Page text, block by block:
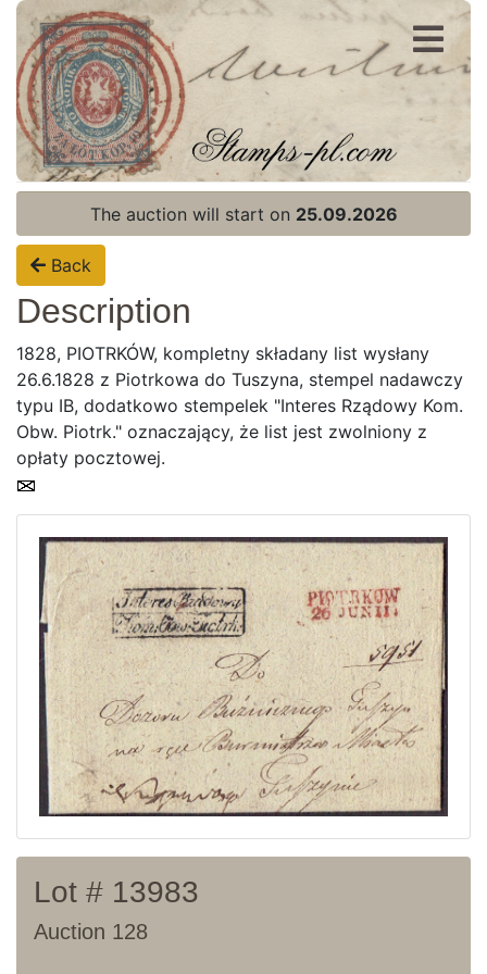
Register
Login
Home page
Current auction
Recent result
Archive
Regulation
Contact
The auction will start on 25.09.2026
Back
Description
1828, PIOTRKÓW, kompletny składany list wysłany
26.6.1828 z Piotrkowa do Tuszyna, stempel nadawczy
typu IB, dodatkowo stempelek "Interes Rządowy Kom.
Obw. Piotrk." oznaczający, że list jest zwolniony z
opłaty pocztowej.
Lot # 13983
Auction 128